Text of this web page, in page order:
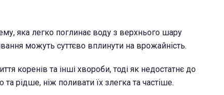
яка легко поглинає воду з верхнього шару
можуть суттєво вплинути на врожайність.
коренів та інші хвороби, тоді як недостатнє до
рідше, ніж поливати їх злегка та частіше.